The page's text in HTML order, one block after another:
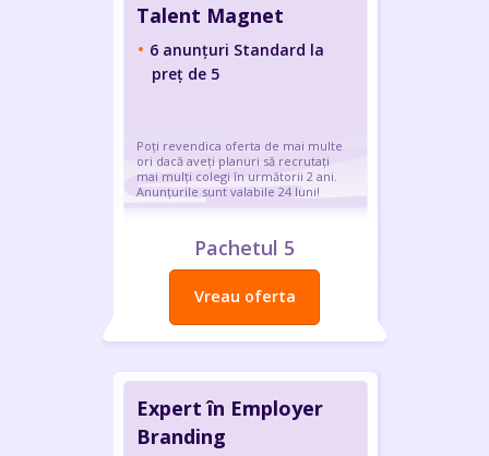
Talent Magnet
6 anunțuri Standard la
preț de 5
Poți revendica oferta de mai multe
ori dacă aveți planuri să recrutați
mai mulți colegi în următorii 2 ani.
Anunțurile sunt valabile 24 luni!
Pachetul 5
Vreau oferta
Expert în Employer
Branding